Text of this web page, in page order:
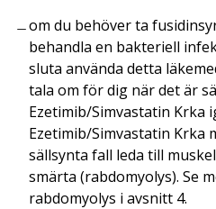
om du behöver ta
behandla en bakteriell
sluta använda detta
tala om för dig när det är
Ezetimib/Simvastatin Krka
Ezetimib/Simvastatin Krka
sällsynta fall leda till
smärta (rabdomyolys). Se
rabdomyolys i avsnitt 4.